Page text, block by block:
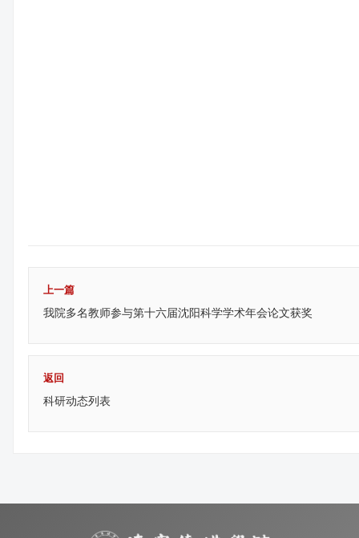
上一篇
我院多名教师参与第十六届沈阳科学学术年会论文获奖
返回
科研动态列表